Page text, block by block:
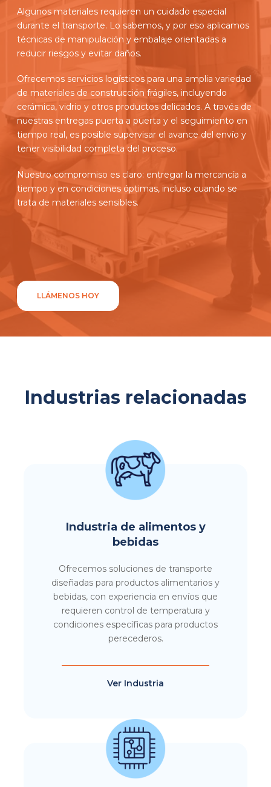
Algunos materiales requieren un cuidado especial
durante el transporte. Lo sabemos, y por eso aplicamos
técnicas de manipulación y embalaje orientadas a
reducir riesgos y evitar daños.
Ofrecemos servicios logísticos para una amplia variedad
de materiales de construcción frágiles, incluyendo
cerámica, vidrio y otros productos delicados. A través de
nuestras entregas puerta a puerta y el seguimiento en
tiempo real, es posible supervisar el avance del envío y
tener visibilidad completa del proceso.
Nuestro compromiso es claro: entregar la mercancía a
tiempo y en condiciones óptimas, incluso cuando se
trata de materiales sensibles.
LLÁMENOS HOY
Industrias relacionadas
Industria de alimentos y
bebidas
Ofrecemos soluciones de transporte
diseñadas para productos alimentarios y
bebidas, con experiencia en envíos que
requieren control de temperatura y
condiciones específicas para productos
perecederos.
Ver Industria